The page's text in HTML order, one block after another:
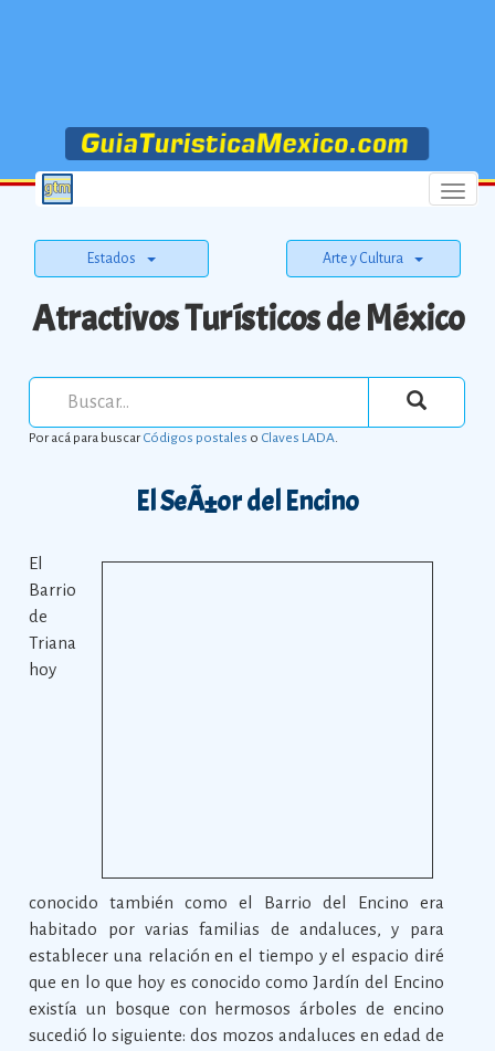
Menu
Estados Arte y Cultura
Atractivos Turísticos de México
Por acá para buscarCódigos postales o Claves LADA.
El SeÃ±or del Encino
El
Barrio
de
Triana
hoy
conocido también como el Barrio del Encino era
habitado por varias familias de andaluces, y para
establecer una relación en el tiempo y el espacio diré
que en lo que hoy es conocido como Jardín del Encino
existía un bosque con hermosos árboles de encino
sucedió lo siguiente: dos mozos andaluces en edad de